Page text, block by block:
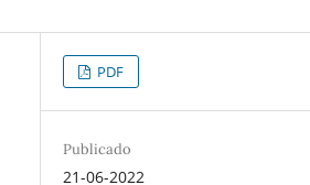
PDF
Publicado
21-06-2022